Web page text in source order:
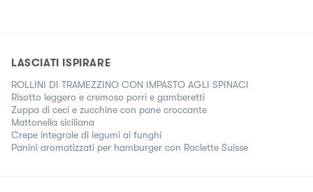
LASCIATI ISPIRARE
ROLLINI DI TRAMEZZINO CON IMPASTO AGLI SPINACI
Risotto leggero e cremoso porri e gamberetti
Zuppa di ceci e zucchine con pane croccante
Mattonella siciliana
Crepe integrale di legumi ai funghi
Panini aromatizzati per hamburger con Raclette Suisse